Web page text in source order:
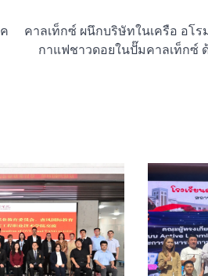
คาลเท็กซ์ ผนึกบริษัทในเครือ อโร
กาแฟชาวดอยในปั๊มคาลเท็กซ์